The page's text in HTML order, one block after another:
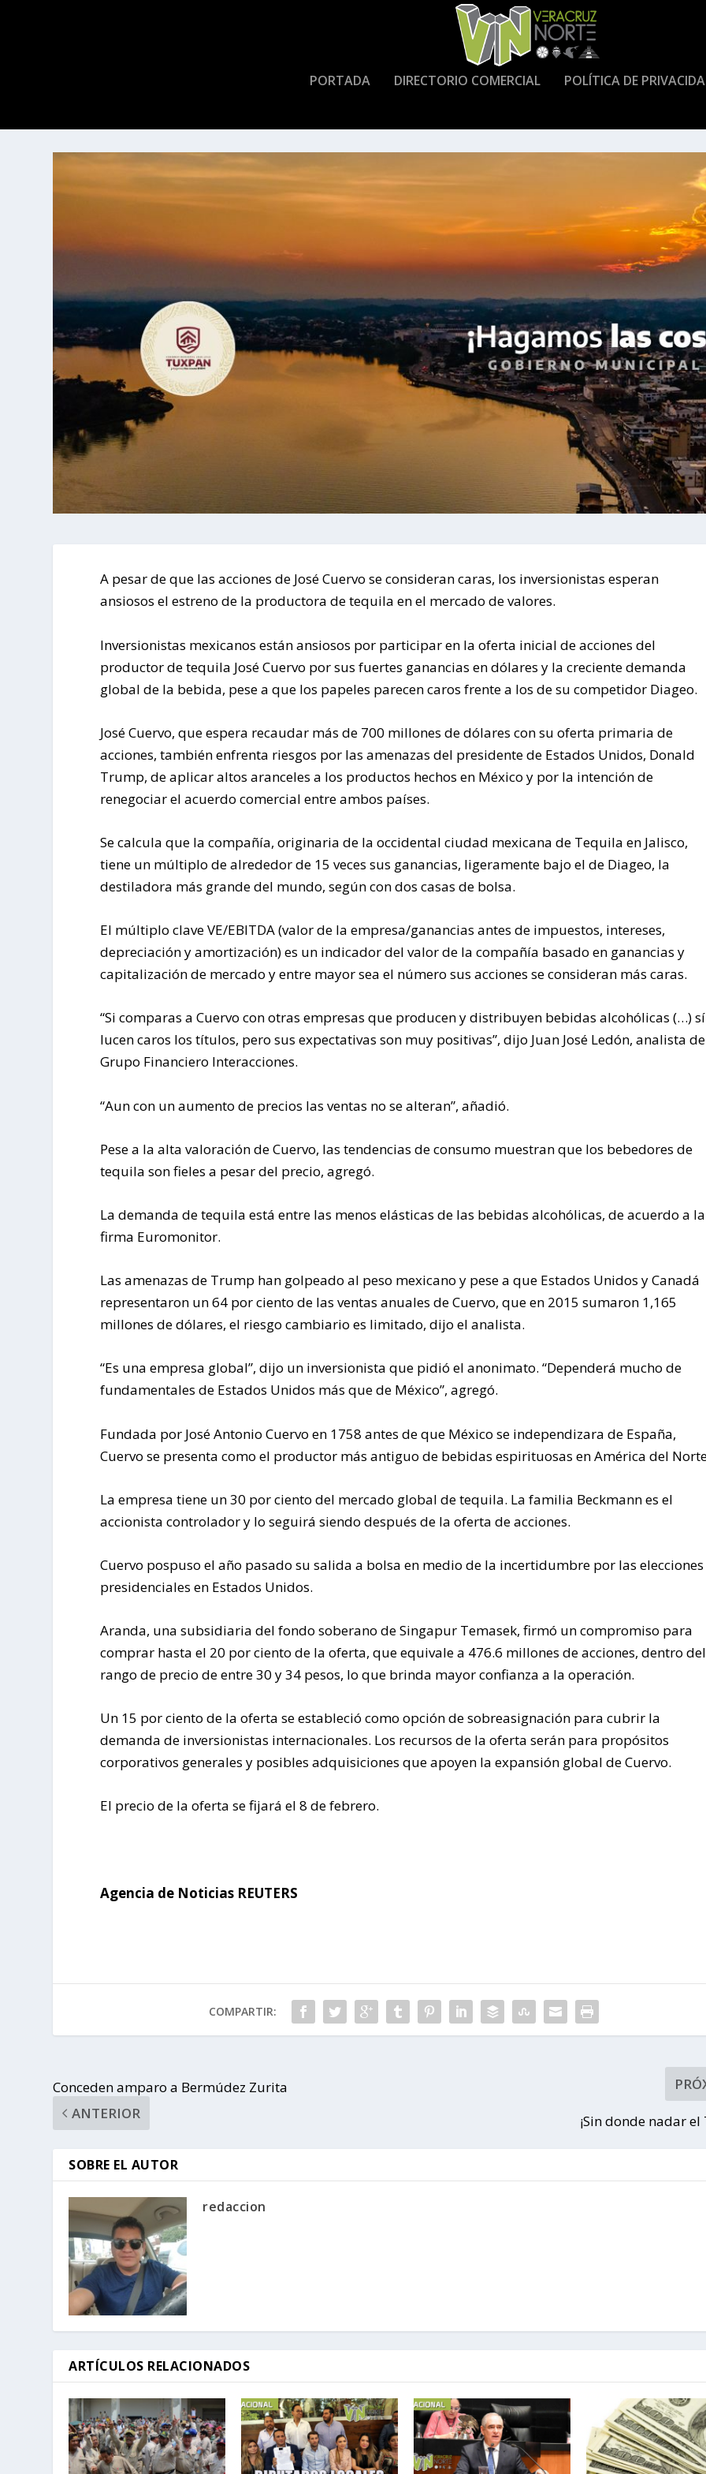
PORTADA DIRECTORIO COMERCIAL POLÍTICA DE
A pesar de que las acciones de José Cuervo se consideran caras, los inversionistas esperan
ansiosos el estreno de la productora de tequila en el mercado de valores.
Inversionistas mexicanos están ansiosos por participar en la oferta inicial de acciones del
productor de tequila José Cuervo por sus fuertes ganancias en dólares y la creciente demanda
global de la bebida, pese a que los papeles parecen caros frente a los de su competidor Diageo.
José Cuervo, que espera recaudar más de 700 millones de dólares con su oferta primaria de
acciones, también enfrenta riesgos por las amenazas del presidente de Estados Unidos, Donald
Trump, de aplicar altos aranceles a los productos hechos en México y por la intención de
renegociar el acuerdo comercial entre ambos países.
Se calcula que la compañía, originaria de la occidental ciudad mexicana de Tequila en Jalisco,
tiene un múltiplo de alrededor de 15 veces sus ganancias, ligeramente bajo el de Diageo, la
destiladora más grande del mundo, según con dos casas de bolsa.
El múltiplo clave VE/EBITDA (valor de la empresa/ganancias antes de impuestos, intereses,
depreciación y amortización) es un indicador del valor de la compañía basado en ganancias y
capitalización de mercado y entre mayor sea el número sus acciones se consideran más caras.
“Si comparas a Cuervo con otras empresas que producen y distribuyen bebidas alcohólicas (…) sí
lucen caros los títulos, pero sus expectativas son muy positivas”, dijo Juan José Ledón, analista
Grupo Financiero Interacciones.
“Aun con un aumento de precios las ventas no se alteran”, añadió.
Pese a la alta valoración de Cuervo, las tendencias de consumo muestran que los bebedores de
tequila son fieles a pesar del precio, agregó.
La demanda de tequila está entre las menos elásticas de las bebidas alcohólicas, de acuerdo a la
firma Euromonitor.
Las amenazas de Trump han golpeado al peso mexicano y pese a que Estados Unidos y Canadá
representaron un 64 por ciento de las ventas anuales de Cuervo, que en 2015 sumaron 1,165
millones de dólares, el riesgo cambiario es limitado, dijo el analista.
“Es una empresa global”, dijo un inversionista que pidió el anonimato. “Dependerá mucho de
fundamentales de Estados Unidos más que de México”, agregó.
Fundada por José Antonio Cuervo en 1758 antes de que México se independizara de España,
Cuervo se presenta como el productor más antiguo de bebidas espirituosas en América del
La empresa tiene un 30 por ciento del mercado global de tequila. La familia Beckmann es el
accionista controlador y lo seguirá siendo después de la oferta de acciones.
Cuervo pospuso el año pasado su salida a bolsa en medio de la incertidumbre por las elecciones
presidenciales en Estados Unidos.
Aranda, una subsidiaria del fondo soberano de Singapur Temasek, firmó un compromiso para
comprar hasta el 20 por ciento de la oferta, que equivale a 476.6 millones de acciones, dentro del
rango de precio de entre 30 y 34 pesos, lo que brinda mayor confianza a la operación.
Un 15 por ciento de la oferta se estableció como opción de sobreasignación para cubrir la
demanda de inversionistas internacionales. Los recursos de la oferta serán para propósitos
corporativos generales y posibles adquisiciones que apoyen la expansión global de Cuervo.
El precio de la oferta se fijará el 8 de febrero.
Agencia de Noticias REUTERS
COMPARTIR:
Conceden amparo a Bermúdez Zurita
ANTERIOR
¡Sin donde nadar
SOBRE EL AUTOR
redaccion
ARTÍCULOS RELACIONADOS